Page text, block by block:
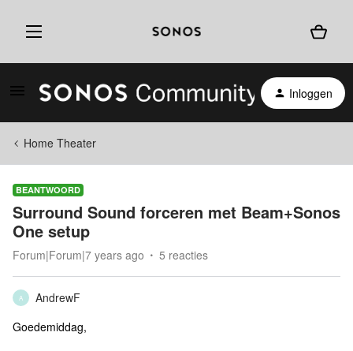
Inloggen
Home Theater
BEANTWOORD
Surround Sound forceren met Beam+Sonos
One setup
Forum|Forum|7 years ago 5 reacties
A
AndrewF
Goedemiddag,